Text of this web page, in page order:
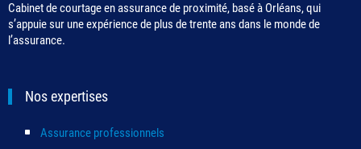
Cabinet de courtage en assurance de proximité, basé à Orléans, qui
s’appuie sur une expérience de plus de trente ans dans le monde de
l’assurance.
Nos expertises
Assurance professionnels